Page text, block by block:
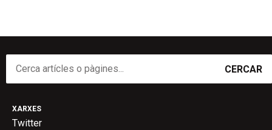
CERCAR
XARXES
Twitter